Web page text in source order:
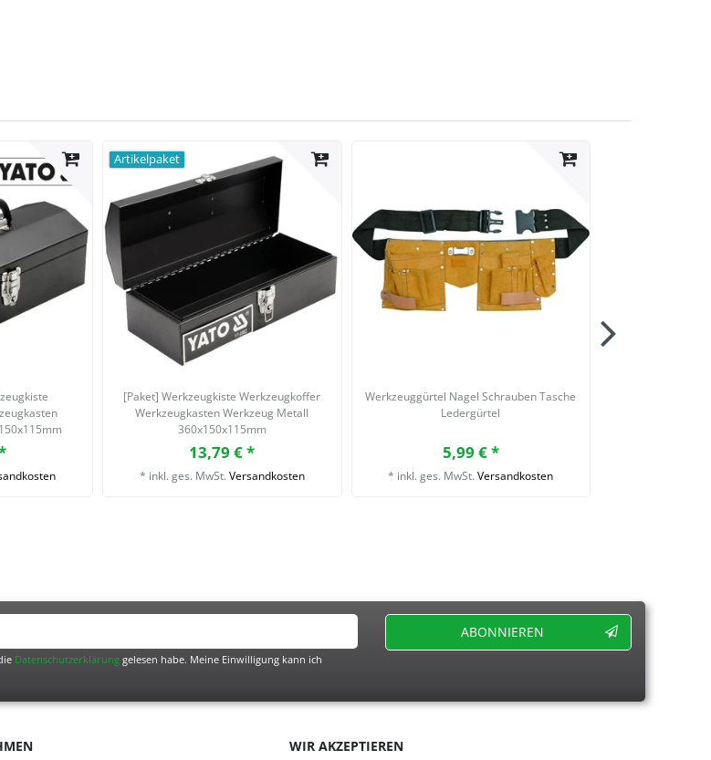
Artikelpaket
[Paket] Werkzeugkiste Werkzeugkoffer
Werkzeugkasten Werkzeug Metall
360x150x115mm
13,79 € *
* inkl. ges. MwSt. Versandkosten
Werkzeuggürtel Nagel Schrauben Tasche
Ledergürtel
5,99 € *
* inkl. ges. MwSt. Versandkosten
Daten­schutz­erklärunggelesen habe. Meine Einwilligung kann ich
ABONNIEREN
WIR AKZEPTIEREN